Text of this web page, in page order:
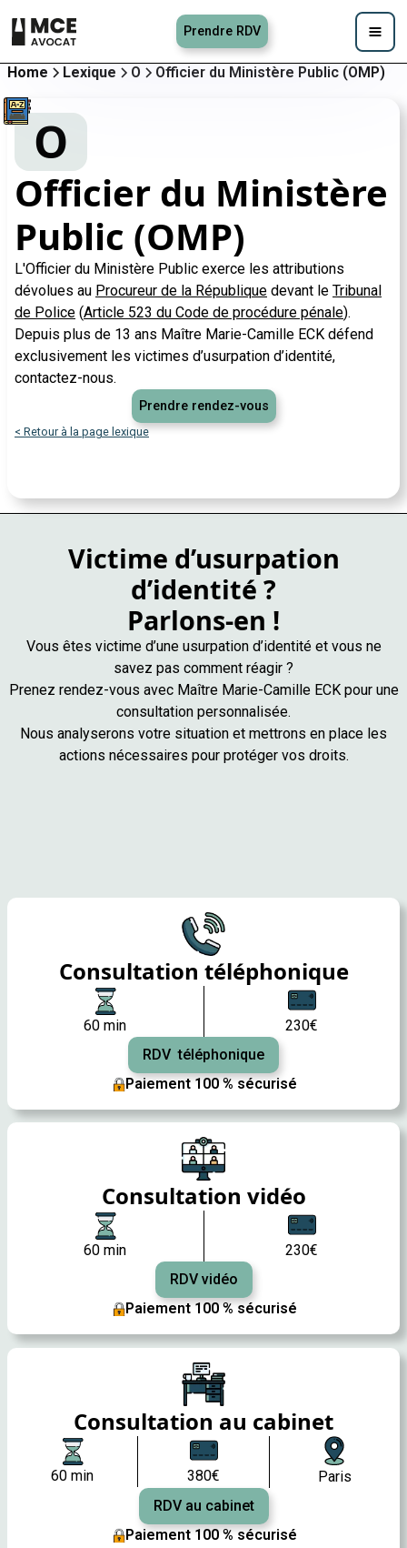
Prendre RDV
Home Lexique O Officier du Ministère Public (OMP)
O
Officier du Ministère
Public (OMP)
L'Officier du Ministère Public exerce les attributions
dévolues au Procureur de la République devant le Tribunal
de Police (Article 523 du Code de procédure pénale).
Depuis plus de 13 ans Maître Marie-Camille ECK défend
exclusivement les victimes d’usurpation d’identité,
contactez-nous.
Prendre rendez-vous
< Retour à la page lexique
Victime d’usurpation
d’identité ?
Parlons-en !
Vous êtes victime d’une usurpation d’identité et vous ne
savez pas comment réagir ?
Prenez rendez-vous avec Maître Marie-Camille ECK pour une
consultation personnalisée.
Nous analyserons votre situation et mettrons en place les
actions nécessaires pour protéger vos droits.
Consultation téléphonique
60 min
230€
RDV téléphonique
Paiement 100 % sécurisé
Consultation vidéo
60 min
230€
RDV vidéo
Paiement 100 % sécurisé
Consultation au cabinet
60 min 380€
Paris
RDV au cabinet
Paiement 100 % sécurisé